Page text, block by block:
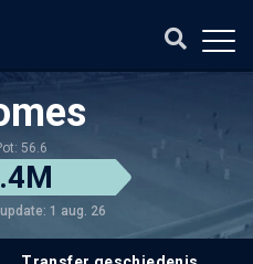
56.6
1 aug. 26